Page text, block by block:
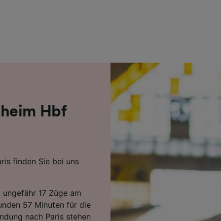
Hbf
finden Sie bei uns
17 Züge am
57 Minuten für die
nach Paris stehen